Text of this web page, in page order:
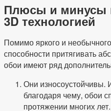
Плюсы и минусы
3D технологией
Помимо яркого и
способности притягивать
обои имеют ряд
Они износоустойчивы.
благодаря чему, обои
протяжении многих лет.